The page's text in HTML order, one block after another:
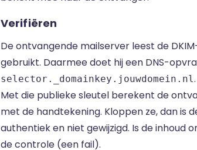
Verifiëren
De ontvangende mailserver leest de
gebruikt. Daarmee doet hij een DNS-
selector._domainkey.jouwdomein.nl.
Met die publieke sleutel berekent de
met de handtekening. Kloppen ze, dan is
authentiek en niet gewijzigd. Is de inhoud
de controle (een fail).